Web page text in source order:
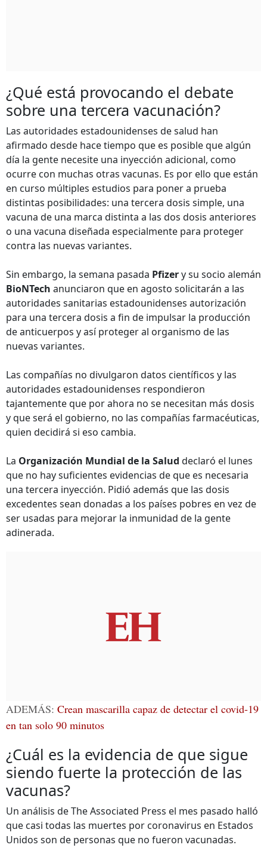
¿Qué está provocando el debate
sobre una tercera vacunación?
Las autoridades estadounidenses de salud han
afirmado desde hace tiempo que es posible que algún
día la gente necesite una inyección adicional, como
ocurre con muchas otras vacunas. Es por ello que están
en curso múltiples estudios para poner a prueba
distintas posibilidades: una tercera dosis simple, una
vacuna de una marca distinta a las dos dosis anteriores
o una vacuna diseñada especialmente para proteger
contra las nuevas variantes.
Sin embargo, la semana pasada Pfizery su socio alemán
BioNTech anunciaron que en agosto solicitarán a las
autoridades sanitarias estadounidenses autorización
para una tercera dosis a fin de impulsar la producción
de anticuerpos y así proteger al organismo de las
nuevas variantes.
Las compañías no divulgaron datos científicos y las
autoridades estadounidenses respondieron
tajantemente que por ahora no se necesitan más dosis
y que será el gobierno, no las compañías farmacéuticas,
quien decidirá si eso cambia.
La Organización Mundial de la Salud declaró el lunes
que no hay suficientes evidencias de que es necesaria
una tercera inyección. Pidió además que las dosis
excedentes sean donadas a los países pobres en vez de
ser usadas para mejorar la inmunidad de la gente
adinerada.
ADEMÁS: Crean mascarilla capaz de detectar el covid-19
en tan solo 90 minutos
¿Cuál es la evidencia de que sigue
siendo fuerte la protección de las
vacunas?
Un análisis de The Associated Press el mes pasado halló
que casi todas las muertes por coronavirus en Estados
Unidos son de personas que no fueron vacunadas.